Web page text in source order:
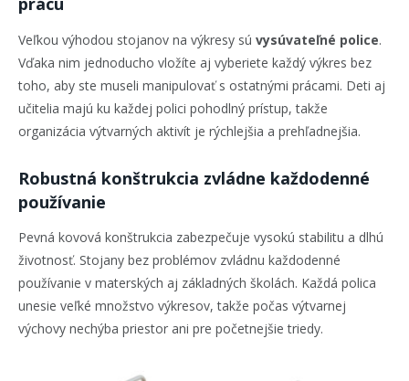
Veľkou výhodou stojanov na výkresy sú vysúvateľné police.
Vďaka nim jednoducho vložíte aj vyberiete každý výkres bez
toho, aby ste museli manipulovať s ostatnými prácami. Deti aj
učitelia majú ku každej polici pohodlný prístup, takže
organizácia výtvarných aktivít je rýchlejšia a prehľadnejšia.
Robustná konštrukcia zvládne každodenné
používanie
Pevná kovová konštrukcia zabezpečuje vysokú stabilitu a dlhú
životnosť. Stojany bez problémov zvládnu každodenné
používanie v materských aj základných školách. Každá polica
unesie veľké množstvo výkresov, takže počas výtvarnej
výchovy nechýba priestor ani pre početnejšie triedy.